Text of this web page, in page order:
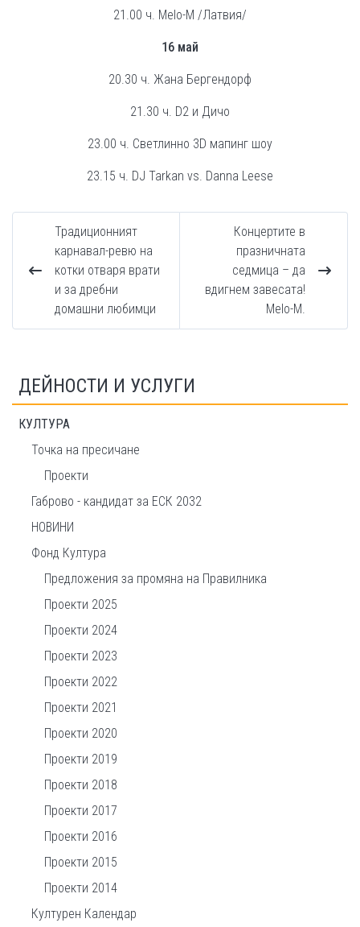
21.00 ч. Melo-M /Латвия/
16 май
20.30 ч. Жана Бергендорф
21.30 ч. D2 и Дичо
23.00 ч. Светлинно 3D мапинг шоу
23.15 ч. DJ Tarkan vs. Danna Leese
Традиционният
карнавал-ревю на
котки отваря врати
и за дребни
домашни любимци
Концертите в
празничната
седмица – да
вдигнем завесата!
Мelo-M.
ДЕЙНОСТИ И УСЛУГИ
КУЛТУРА
Точка на пресичане
Проекти
Габрово - кандидат за ЕСК 2032
НОВИНИ
Фонд Култура
Предложения за промяна на Правилника
Проекти 2025
Проекти 2024
Проекти 2023
Проекти 2022
Проекти 2021
Проекти 2020
Проекти 2019
Проекти 2018
Проекти 2017
Проекти 2016
Проекти 2015
Проекти 2014
Културен Календар